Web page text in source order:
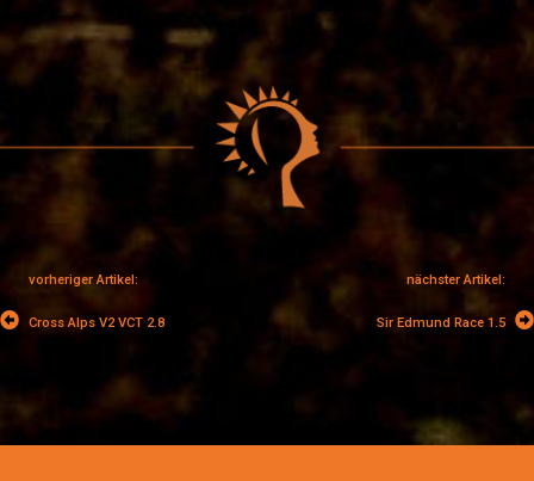
vorheriger Artikel:
Cross Alps V2 VCT 2.8
nächster Artikel:
Sir Edmund Race 1.5